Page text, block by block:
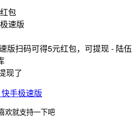
包
速版
现了
手极速版
欢就支持一下吧